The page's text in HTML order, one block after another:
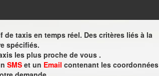
taxis en temps réel. Des critères liés à la
spécifiés.
les plus proche de vous .
SMS et un Email contenant les coordonnées